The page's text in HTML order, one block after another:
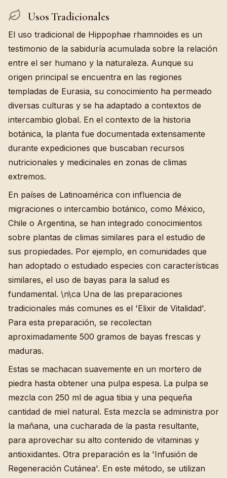
Usos Tradicionales
El uso tradicional de Hippophae rhamnoides es un
testimonio de la sabiduría acumulada sobre la relación
entre el ser humano y la naturaleza. Aunque su
origen principal se encuentra en las regiones
templadas de Eurasia, su conocimiento ha permeado
diversas culturas y se ha adaptado a contextos de
intercambio global. En el contexto de la historia
botánica, la planta fue documentada extensamente
durante expediciones que buscaban recursos
nutricionales y medicinales en zonas de climas
extremos.
En países de Latinoamérica con influencia de
migraciones o intercambio botánico, como México,
Chile o Argentina, se han integrado conocimientos
sobre plantas de climas similares para el estudio de
sus propiedades. Por ejemplo, en comunidades que
han adoptado o estudiado especies con características
similares, el uso de bayas para la salud es
fundamental. \n\ca Una de las preparaciones
tradicionales más comunes es el 'Elixir de Vitalidad'.
Para esta preparación, se recolectan
aproximadamente 500 gramos de bayas frescas y
maduras.
Estas se machacan suavemente en un mortero de
piedra hasta obtener una pulpa espesa. La pulpa se
mezcla con 250 ml de agua tibia y una pequeña
cantidad de miel natural. Esta mezcla se administra por
la mañana, una cucharada de la pasta resultante,
para aprovechar su alto contenido de vitaminas y
antioxidantes. Otra preparación es la 'Infusión de
Regeneración Cutánea'. En este método, se utilizan